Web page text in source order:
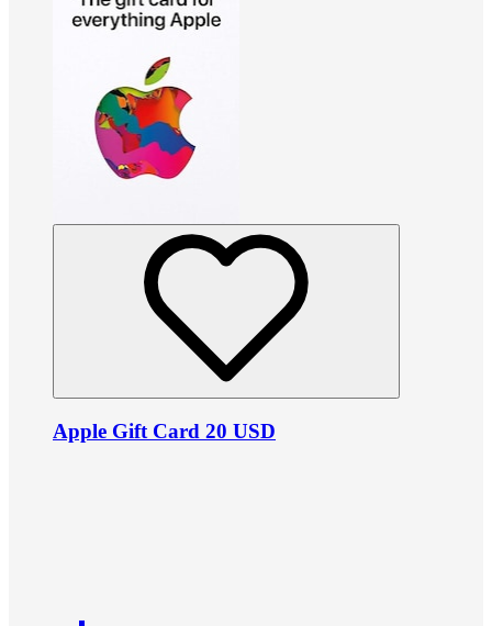
Apple Gift Card 20 USD